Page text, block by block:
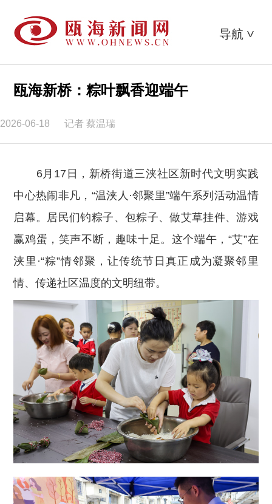
导航 >
瓯海新桥：粽叶飘香迎端午
2026-06-18 记者 蔡温瑞
6月17日，新桥街道三浃社区新时代文明实践
中心热闹非凡，“温浃人·邻聚里”端午系列活动温情
启幕。居民们钓粽子、包粽子、做艾草挂件、游戏
赢鸡蛋，笑声不断，趣味十足。这个端午，“艾”在
浃里·“粽”情邻聚，让传统节日真正成为凝聚邻里
情、传递社区温度的文明纽带。